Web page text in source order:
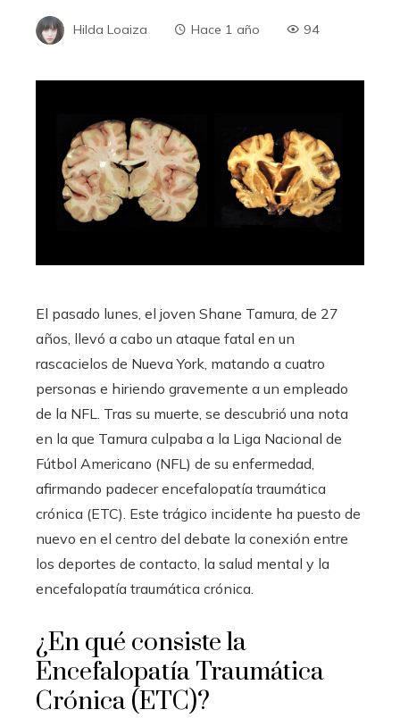
Hilda Loaiza Hace 1 año 94
El pasado lunes, el joven Shane Tamura, de 27
años, llevó a cabo un ataque fatal en un
rascacielos de Nueva York, matando a cuatro
personas e hiriendo gravemente a un empleado
de la NFL. Tras su muerte, se descubrió una nota
en la que Tamura culpaba a la Liga Nacional de
Fútbol Americano (NFL) de su enfermedad,
afirmando padecer encefalopatía traumática
crónica (ETC). Este trágico incidente ha puesto de
nuevo en el centro del debate la conexión entre
los deportes de contacto, la salud mental y la
encefalopatía traumática crónica.
¿En qué consiste la
Encefalopatía Traumática
Crónica (ETC)?